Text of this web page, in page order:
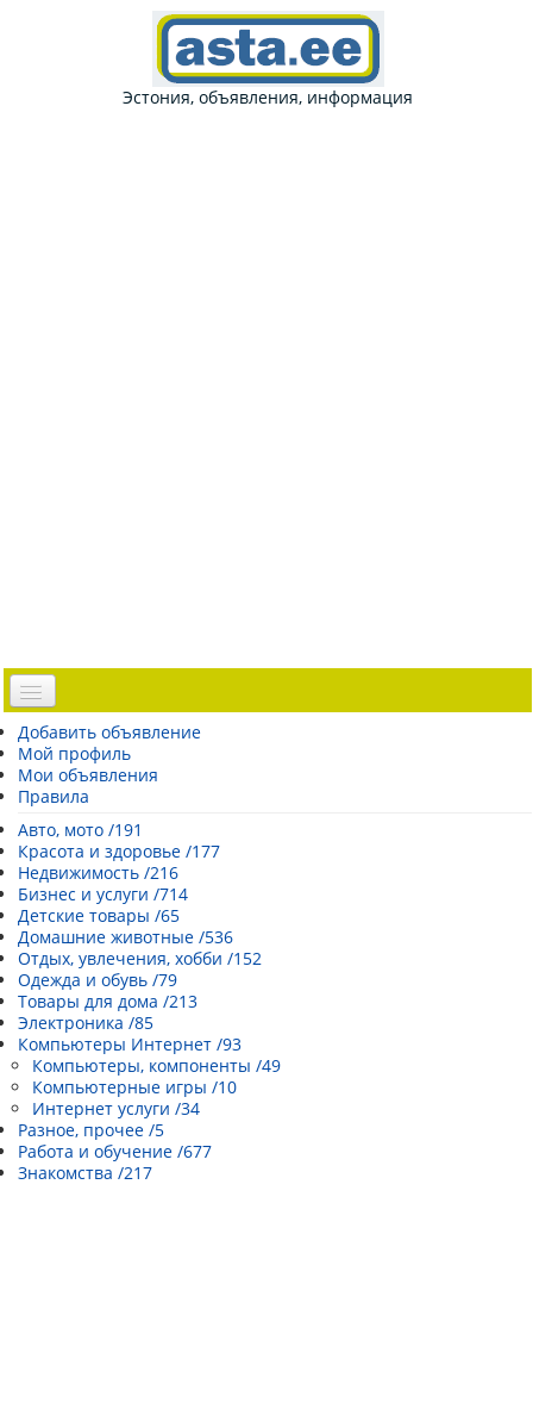
Эстония, объявления, информация
Доска объявлений
Погода Эстонии
Открытки
Каталог сайтов
| Регистрация |
Добавить объявление
Мой профиль
Мои объявления
Правила
Авто, мото /191
Красота и здоровье /177
Недвижимость /216
Бизнес и услуги /714
Детские товары /65
Домашние животные /536
Отдых, увлечения, хобби /152
Одежда и обувь /79
Товары для дома /213
Электроника /85
Компьютеры Интернет /93
Компьютеры, компоненты /49
Компьютерные игры /10
Интернет услуги /34
Разное, прочее /5
Работа и обучение /677
Знакомства /217